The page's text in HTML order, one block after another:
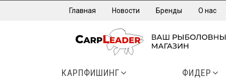
Главная Новости Бренды О нас
КАРПФИШИНГ ФИДЕР